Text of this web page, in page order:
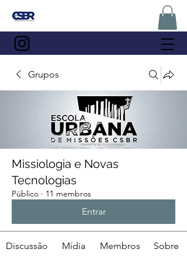
Grupos
Missiologia e Novas
Tecnologias
Público · 11 membros
Entrar
Discussão Mídia Membros Sobre